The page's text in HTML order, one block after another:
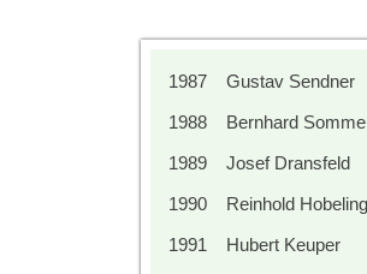
1987 Gustav
1988 Bernhard
1989 Josef
1990 Reinhold
1991 Hubert Keuper